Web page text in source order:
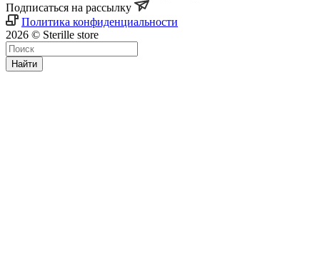
Подписаться на рассылку
Политика конфиденциальности
2026 © Sterille store
Найти